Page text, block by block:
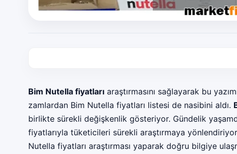
Bim Nutella fiyatları araştırmasını sağlayarak bu
zamlardan Bim Nutella fiyatları listesi de nasibini aldı.
birlikte sürekli değişkenlik gösteriyor. Gündelik
fiyatlarıyla tüketicileri sürekli araştırmaya
Nutella fiyatları araştırması yaparak doğru bilgiye